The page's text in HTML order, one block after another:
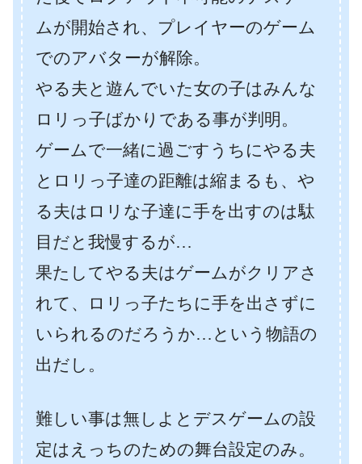
ムが開始され、プレイヤーのゲーム
でのアバターが解除。
やる夫と遊んでいた女の子はみんな
ロリっ子ばかりである事が判明。
ゲームで一緒に過ごすうちにやる夫
とロリっ子達の距離は縮まるも、や
る夫はロリな子達に手を出すのは駄
目だと我慢するが…
果たしてやる夫はゲームがクリアさ
れて、ロリっ子たちに手を出さずに
いられるのだろうか…という物語の
出だし。
難しい事は無しよとデスゲームの設
定はえっちのための舞台設定のみ。